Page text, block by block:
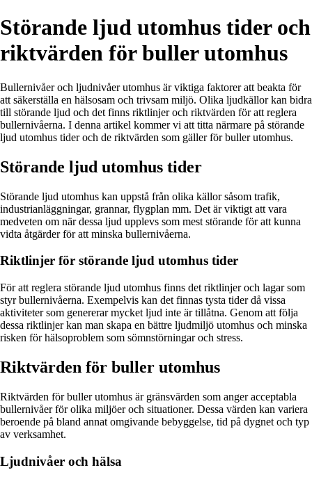
Störande ljud utomhus tider och
riktvärden för buller utomhus
Bullernivåer och ljudnivåer utomhus är viktiga faktorer att beakta för
att säkerställa en hälsosam och trivsam miljö. Olika ljudkällor kan bidra
till störande ljud och det finns riktlinjer och riktvärden för att reglera
bullernivåerna. I denna artikel kommer vi att titta närmare på störande
ljud utomhus tider och de riktvärden som gäller för buller utomhus.
Störande ljud utomhus tider
Störande ljud utomhus kan uppstå från olika källor såsom trafik,
industrianläggningar, grannar, flygplan mm. Det är viktigt att vara
medveten om när dessa ljud upplevs som mest störande för att kunna
vidta åtgärder för att minska bullernivåerna.
Riktlinjer för störande ljud utomhus tider
För att reglera störande ljud utomhus finns det riktlinjer och lagar som
styr bullernivåerna. Exempelvis kan det finnas tysta tider då vissa
aktiviteter som genererar mycket ljud inte är tillåtna. Genom att följa
dessa riktlinjer kan man skapa en bättre ljudmiljö utomhus och minska
risken för hälsoproblem som sömnstörningar och stress.
Riktvärden för buller utomhus
Riktvärden för buller utomhus är gränsvärden som anger acceptabla
bullernivåer för olika miljöer och situationer. Dessa värden kan variera
beroende på bland annat omgivande bebyggelse, tid på dygnet och typ
av verksamhet.
Ljudnivåer och hälsa